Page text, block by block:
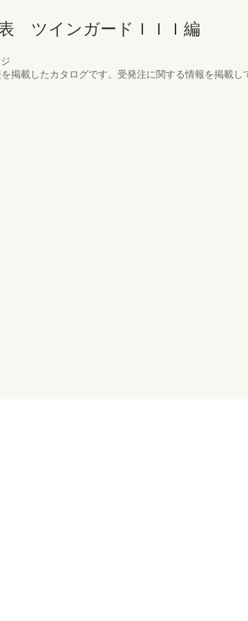
ツインガードＩＩＩ編
載したカタログです。受発注に関する情報を掲載し